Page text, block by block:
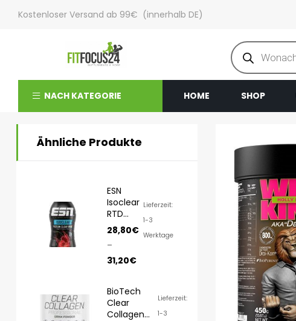
Kostenloser Versand ab 99€ (innerhalb DE)
NACH KATEGORIE HOME SHOP
Ähnliche Produkte
ESN
Isoclear
RTD
8x500ml
28,80€
–
31,20€
Lieferzeit:
1-3
Werktage
BioTech
Clear
Collagen
Lieferzeit:
1-3